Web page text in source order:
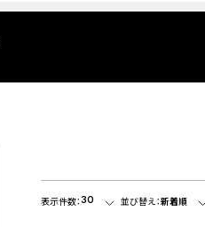
表示件数：30 並び替え：新着順